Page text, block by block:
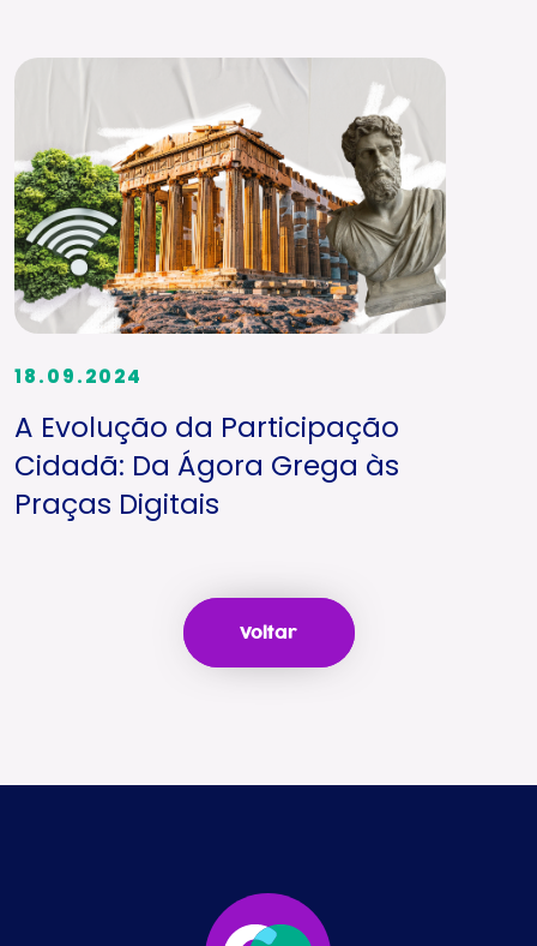
18.09.2024
A Evolução da Participação
Cidadã: Da Ágora Grega às
Praças Digitais
Voltar